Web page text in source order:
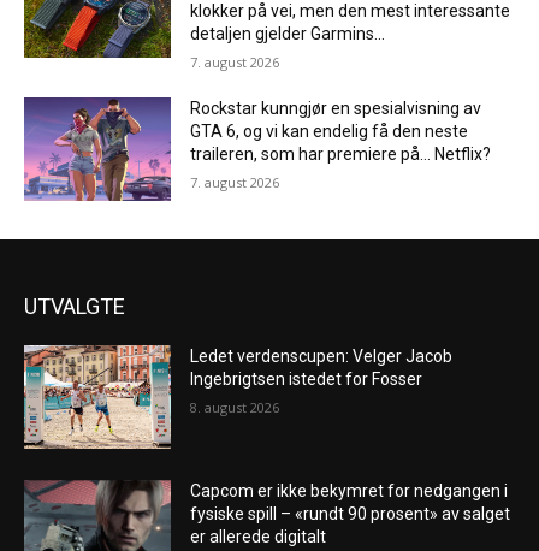
klokker på vei, men den mest interessante
detaljen gjelder Garmins...
7. august 2026
Rockstar kunngjør en spesialvisning av
GTA 6, og vi kan endelig få den neste
traileren, som har premiere på… Netflix?
7. august 2026
UTVALGTE
Ledet verdenscupen: Velger Jacob
Ingebrigtsen istedet for Fosser
8. august 2026
Capcom er ikke bekymret for nedgangen i
fysiske spill – «rundt 90 prosent» av salget
er allerede digitalt